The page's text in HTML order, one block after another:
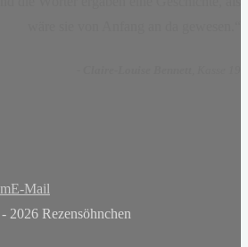
E-Mail
2026 Rezensöhnchen